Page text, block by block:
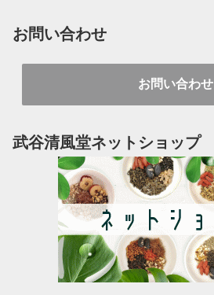
お問い合わせ
お問い合わせ
武谷清風堂ネットショップ